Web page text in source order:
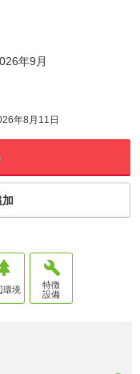
年9月
年8月11日
環境
特徴
設備